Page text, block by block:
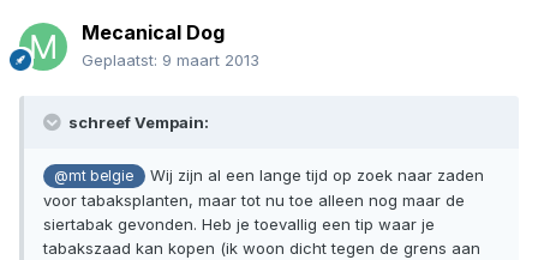
Mecanical Dog
Geplaatst: 9 maart 2013
schreef Vempain:
@mt belgie
Wij zijn al een lange tijd op zoek naar zaden
voor tabaksplanten, maar tot nu toe alleen nog maar de
siertabak gevonden. Heb je toevallig een tip waar je
tabakszaad kan kopen (ik woon dicht tegen de grens aan